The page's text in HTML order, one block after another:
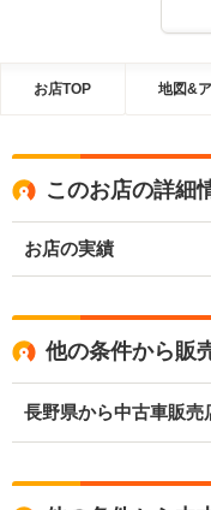
お店TOP 地図&
このお店の詳細
お店の実績
他の条件から販
長野県から中古車販売